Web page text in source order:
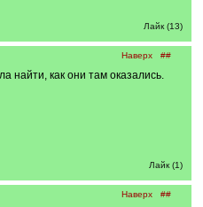
Лайк (13)
Наверх ##
найти, как они там оказались.
Лайк (1)
Наверх ##